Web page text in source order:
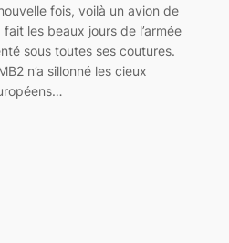
fois, voilà un avion de
les beaux jours de l’armée
sous toutes ses coutures.
n’a sillonné les cieux